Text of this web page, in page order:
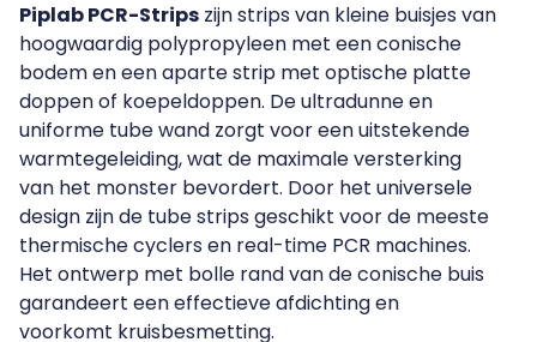
Piplab PCR-Strips zijn strips van kleine buisjes van
hoogwaardig polypropyleen met een conische
bodem en een aparte strip met optische platte
doppen of koepeldoppen. De ultradunne en
uniforme tube wand zorgt voor een uitstekende
warmtegeleiding, wat de maximale versterking
van het monster bevordert. Door het universele
design zijn de tube strips geschikt voor de meeste
thermische cyclers en real-time PCR machines.
Het ontwerp met bolle rand van de conische buis
garandeert een effectieve afdichting en
voorkomt kruisbesmetting.